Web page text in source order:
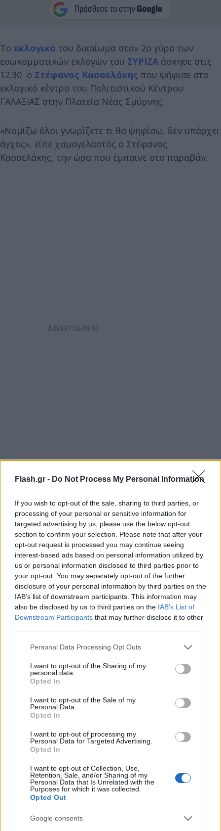
Flash.gr - Do Not Process My Personal Information
If you wish to opt-out of the sale, sharing to third parties, or
processing of your personal or sensitive information for
targeted advertising by us, please use the below opt-out
section to confirm your selection. Please note that after your
opt-out request is processed you may continue seeing
interest-based ads based on personal information utilized by
us or personal information disclosed to third parties prior to
your opt-out. You may separately opt-out of the further
disclosure of your personal information by third parties on the
IAB’s list of downstream participants. This information may
also be disclosed by us to third parties on the IAB’s List of
Downstream Participants that may further disclose it to other
Please note that this website/app uses one or more Google
not limited to your visit or usage behaviour. You may click to
grant or deny consent to Google and its third-party tags to
use your data for below specified purposes in below Google
consent section.
Personal Data Processing Opt Outs
I want to opt-out of the Sharing of my
personal data.
Opted In
I want to opt-out of the Sale of my
Personal Data.
Opted In
I want to opt-out of processing my
Personal Data for Targeted Advertising.
Opted In
I want to opt-out of Collection, Use,
Retention, Sale, and/or Sharing of my
Personal Data that Is Unrelated with the
Purposes for which it was collected.
Opted Out
Google consents
Το εκλογικό του δικαίωμα στον 2ο γύρο των
εσωκομματικών εκλογών του ΣΥΡΙΖΑ άσκησε στις
12.30 ο Στέφανος Κασσελάκης που ψήφισε στο
εκλογικό κέντρο του Πολιτιστικού Κέντρου
ΓΑΛΑΞΙΑΣ στην Πλατεία Νέας Σμύρνης.
«Νομίζω όλοι γνωρίζετε τι θα ψηφίσω, δεν υπάρχει
άγχος», είπε χαμογελαστός ο Στέφανος
Κασσελάκης, την ώρα που έμπαινε στο παραβάν.
«Ευχαριστώ όλο τον κόσμο που έχει ψηφίσει μέχρι
στιγμής. Έχουμε ακόμη χρόνο. Όλα κρίνονται
σήμερα. Χιλιάδες κόσμος είναι εγγυητής της
ενότητας του ΣΥΡΙΖΑ και της σύγχρονης
κυβερνώσας Αριστεράς που έχει ανάγκη η Ελλάδα.
Όλοι εμείς στην πρώτη γραμμή οφείλουμε να
ακούσουμε τον κόσμο. Από αύριο θα είμαστε όλοι
μαζί», σχολίασε κατά την έξοδό του ο κύριος
Κασσελάκης.
Κάνε κλικ και δες περισσότερο
Flash.grστην αναζήτηση της